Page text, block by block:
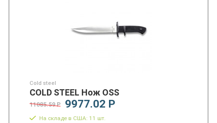
Cold steel
COLD STEEL Нож OSS
11085.59 Р 9977.02 Р
На складе в США: 11 шт.